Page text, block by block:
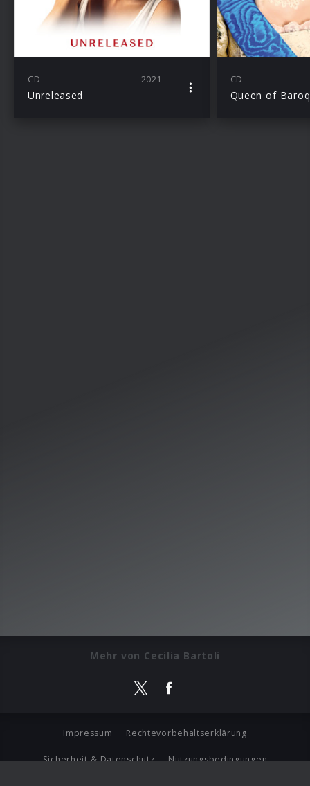
CD 2021
Unreleased
CD
Queen of
Mehr von Cecilia Bartoli
Impressum Rechtevorbehaltserklärung
Sicherheit & Datenschutz Nutzungsbedingungen